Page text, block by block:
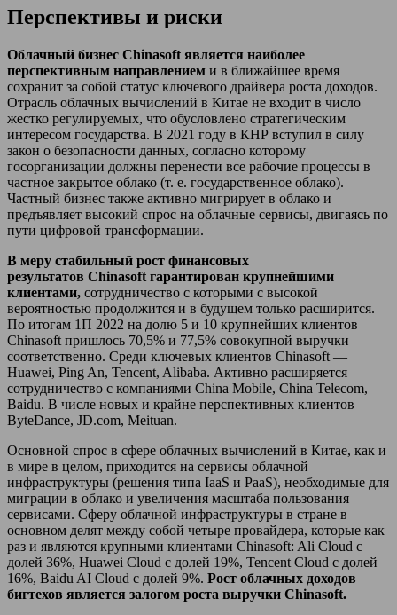
Перспективы и риски
Облачный бизнес Chinasoft является наиболее
перспективным направлением и в ближайшее время
сохранит за собой статус ключевого драйвера роста доходов.
Отрасль облачных вычислений в Китае не входит в число
жестко регулируемых, что обусловлено стратегическим
интересом государства. В 2021 году в КНР вступил в силу
закон о безопасности данных, согласно которому
госорганизации должны перенести все рабочие процессы в
частное закрытое облако (т. е. государственное облако).
Частный бизнес также активно мигрирует в облако и
предъявляет высокий спрос на облачные сервисы, двигаясь по
пути цифровой трансформации.
В меру стабильный рост финансовых
результатов Chinasoft гарантирован крупнейшими
клиентами, сотрудничество с которыми с высокой
вероятностью продолжится и в будущем только расширится.
По итогам 1П 2022 на долю 5 и 10 крупнейших клиентов
Chinasoft пришлось 70,5% и 77,5% совокупной выручки
соответственно. Среди ключевых клиентов Chinasoft —
Huawei, Ping An, Tencent, Alibaba. Активно расширяется
сотрудничество с компаниями China Mobile, China Telecom,
Baidu. В числе новых и крайне перспективных клиентов —
ByteDance, JD.com, Meituan.
Основной спрос в сфере облачных вычислений в Китае, как и
в мире в целом, приходится на сервисы облачной
инфраструктуры (решения типа IaaS и PaaS), необходимые для
миграции в облако и увеличения масштаба пользования
сервисами. Сферу облачной инфраструктуры в стране в
основном делят между собой четыре провайдера, которые как
раз и являются крупными клиентами Chinasoft: Ali Cloud с
долей 36%, Huawei Cloud с долей 19%, Tencent Cloud с долей
16%, Baidu AI Cloud с долей 9%. Рост облачных доходов
бигтехов является залогом роста выручки Chinasoft.